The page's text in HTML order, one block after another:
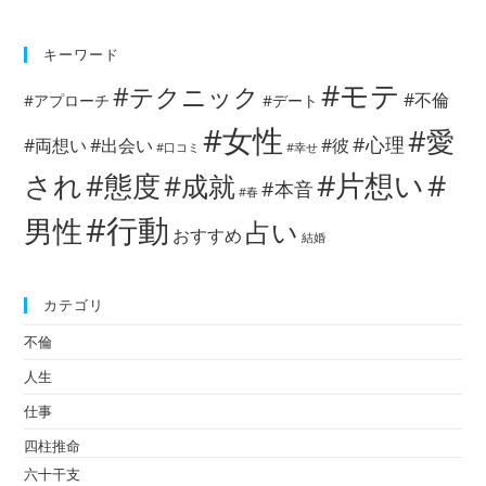
キーワード
#アプローチ #テクニック #デート #モテ #不倫
#両想い#出会い #口コミ #女性 #幸せ #彼#心理#愛
され#態度#成就 #春 #本音#片想い#
男性#行動 おすすめ 占い 結婚
カテゴリ
不倫
人生
仕事
四柱推命
六十干支